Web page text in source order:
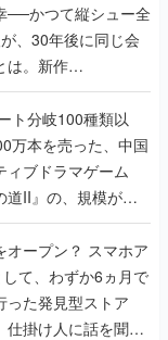
──かつて縦シュー全
、30年後に同じ会
は。新作
』で初タッグを組
く開発秘話
ト分岐100種類以
万本を売った、中国
ィブドラマゲーム
道II』の、規模が違
ーサーに聞いた
ン？ スマホア
して、わずか6ヵ月で
った発見型ストア
仕掛け人に話を聞い